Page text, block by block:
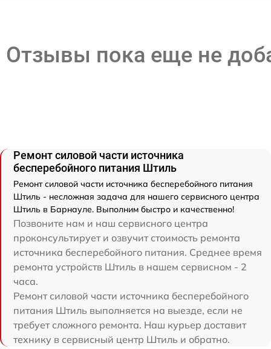
Отзывы пока еще не
Ремонт силовой части источника
бесперебойного питания Штиль
Ремонт силовой части источника бесперебойного питания
Штиль - несложная задача для нашего сервисного центра
Штиль в Барнауле. Выполним быстро и качественно!
Позвоните нам и наш сервисного центра
проконсультирует и озвучит стоимость ремонта
источника бесперебойного питания. Среднее время
ремонта устройств Штиль в нашем сервисном - 2
часа.
Ремонт силовой части источника бесперебойного
питания Штиль выполняется на выезде, если не
требует сложного ремонта. Наш курьер доставит
технику в сервисный центр Штиль и обратно.